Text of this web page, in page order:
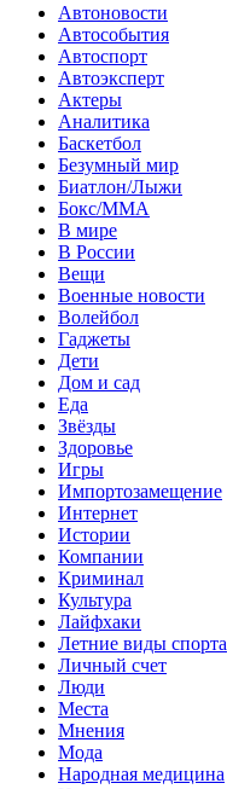
Автоновости
Автособытия
Автоспорт
Автоэксперт
Актеры
Аналитика
Баскетбол
Безумный мир
Биатлон/Лыжи
Бокс/MMA
В мире
В России
Вещи
Военные новости
Волейбол
Гаджеты
Дети
Дом и сад
Еда
Звёзды
Здоровье
Игры
Импортозамещение
Интернет
Истории
Компании
Криминал
Культура
Лайфхаки
Летние виды спорта
Личный счет
Люди
Места
Мнения
Мода
Народная медицина